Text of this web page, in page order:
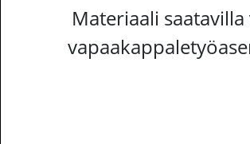
Materiaali saatavilla